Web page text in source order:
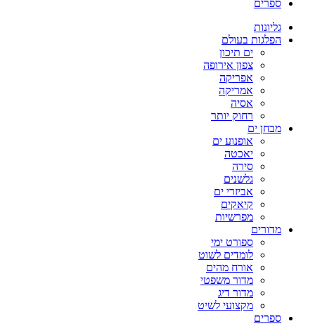
ספרים
גליונות
הפלגות בעולם
ים תיכון
צפון אירופה
אפריקה
אמריקה
אסיה
רחוק יותר
מבחן ים
אופנוע ים
יאכטה
סירה
גלשנים
אביזרי ים
קיאקים
מפרשיות
מדורים
ספורט ימי
לומדים לשוט
אורח מהים
מדור משפטי
מדור דיג
מקצועי לשיט
ספרים